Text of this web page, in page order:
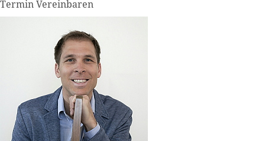
Termin Vereinbaren